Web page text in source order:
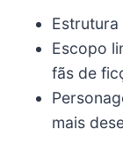
Escopo
fãs de
mais